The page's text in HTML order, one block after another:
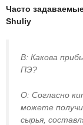
Часто
Shuliy
В: Какова
ПЭ?
О: Согласно
можете
сырья,